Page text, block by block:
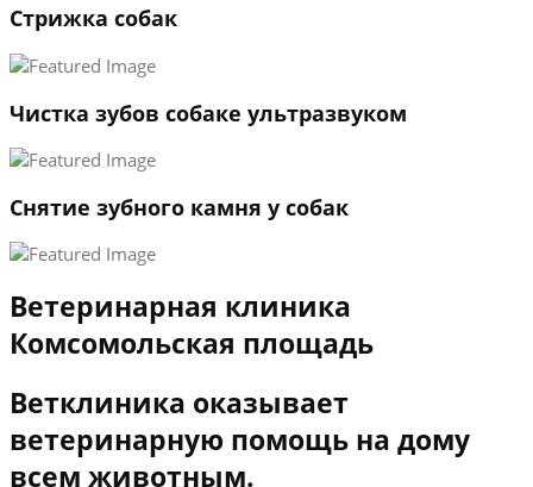
→
Стрижка собак
Чистка зубов собаке ультразвуком
Снятие зубного камня у собак
Ветеринарная клиника
Комсомольская площадь
Ветклиника оказывает
ветеринарную помощь на дому
всем животным.